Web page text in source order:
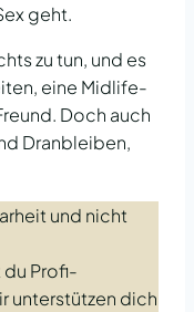
geht.
zu tun, und es
eine Midlife-
Doch auch
Dranbleiben,
und nicht
Profi-
unterstützen dich